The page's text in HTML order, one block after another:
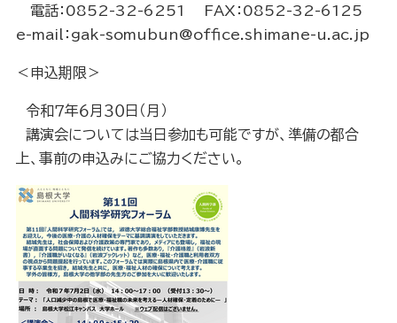
電話：0852-32-6251 FAX：0852-32-6125
e-mail：gak-somubun@office.shimane-u.ac.jp
＜申込期限＞
令和７年６月３０日（月）
講演会については当日参加も可能ですが、準備の都合
上、事前の申込みにご協力ください。